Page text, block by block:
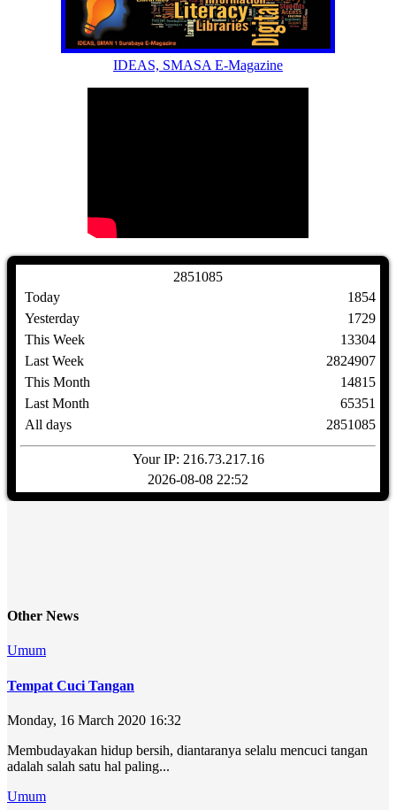
IDEAS, SMASA E-Magazine
2851085
Today
Yesterday
This Week
Last Week
This Month
Last Month
All days
1854
1729
13304
2824907
14815
65351
2851085
Your IP: 216.73.217.16
2026-08-08 22:52
Other News
Umum
Tempat Cuci Tangan
Monday, 16 March 2020 16:32
Membudayakan hidup bersih, diantaranya selalu mencuci tangan
adalah salah satu hal paling...
Umum